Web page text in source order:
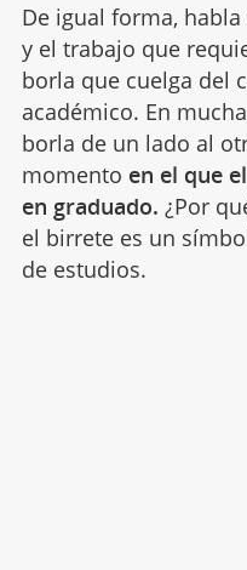
De igual forma, habla
y el trabajo que
borla que cuelga del
académico. En
borla de un lado al
momento en el que
en graduado. ¿Por
el birrete es un
de estudios.